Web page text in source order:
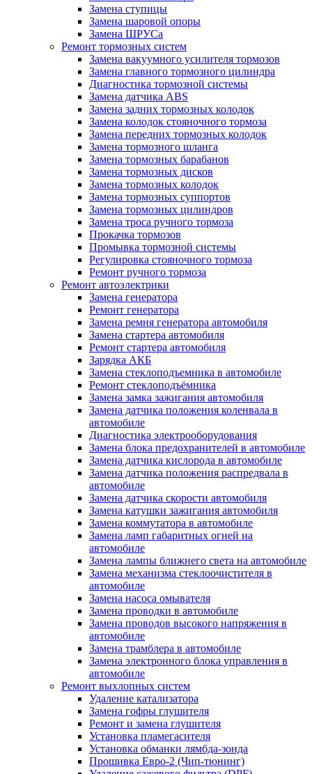
Замена ступицы
Замена шаровой опоры
Замена ШРУСа
Ремонт тормозных систем
Замена вакуумного усилителя тормозов
Замена главного тормозного цилиндра
Диагностика тормозной системы
Замена датчика ABS
Замена задних тормозных колодок
Замена колодок стояночного тормоза
Замена передних тормозных колодок
Замена тормозного шланга
Замена тормозных барабанов
Замена тормозных дисков
Замена тормозных колодок
Замена тормозных суппортов
Замена тормозных цилиндров
Замена троса ручного тормоза
Прокачка тормозов
Промывка тормозной системы
Регулировка стояночного тормоза
Ремонт ручного тормоза
Ремонт автоэлектрики
Замена генератора
Ремонт генератора
Замена ремня генератора автомобиля
Замена стартера автомобиля
Ремонт стартера автомобиля
Зарядка АКБ
Замена стеклоподъемника в автомобиле
Ремонт стеклоподъёмника
Замена замка зажигания автомобиля
Замена датчика положения коленвала в
автомобиле
Диагностика электрооборудования
Замена блока предохранителей в автомобиле
Замена датчика кислорода в автомобиле
Замена датчика положения распредвала в
автомобиле
Замена датчика скорости автомобиля
Замена катушки зажигания автомобиля
Замена коммутатора в автомобиле
Замена ламп габаритных огней на
автомобиле
Замена лампы ближнего света на автомобиле
Замена механизма стеклоочистителя в
автомобиле
Замена насоса омывателя
Замена проводки в автомобиле
Замена проводов высокого напряжения в
автомобиле
Замена трамблера в автомобиле
Замена электронного блока управления в
автомобиле
Ремонт выхлопных систем
Удаление катализатора
Замена гофры глушителя
Ремонт и замена глушителя
Установка пламегасителя
Установка обманки лямбда-зонда
Прошивка Евро-2 (Чип-тюнинг)